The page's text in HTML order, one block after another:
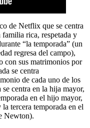
de Netflix que se centra
rica, respetada y
“la temporada” (un
regresa del campo),
con sus matrimonios por
se centra
de cada uno de los
centra en la hija mayor,
en el hijo mayor,
tercera temporada en el
Newton).